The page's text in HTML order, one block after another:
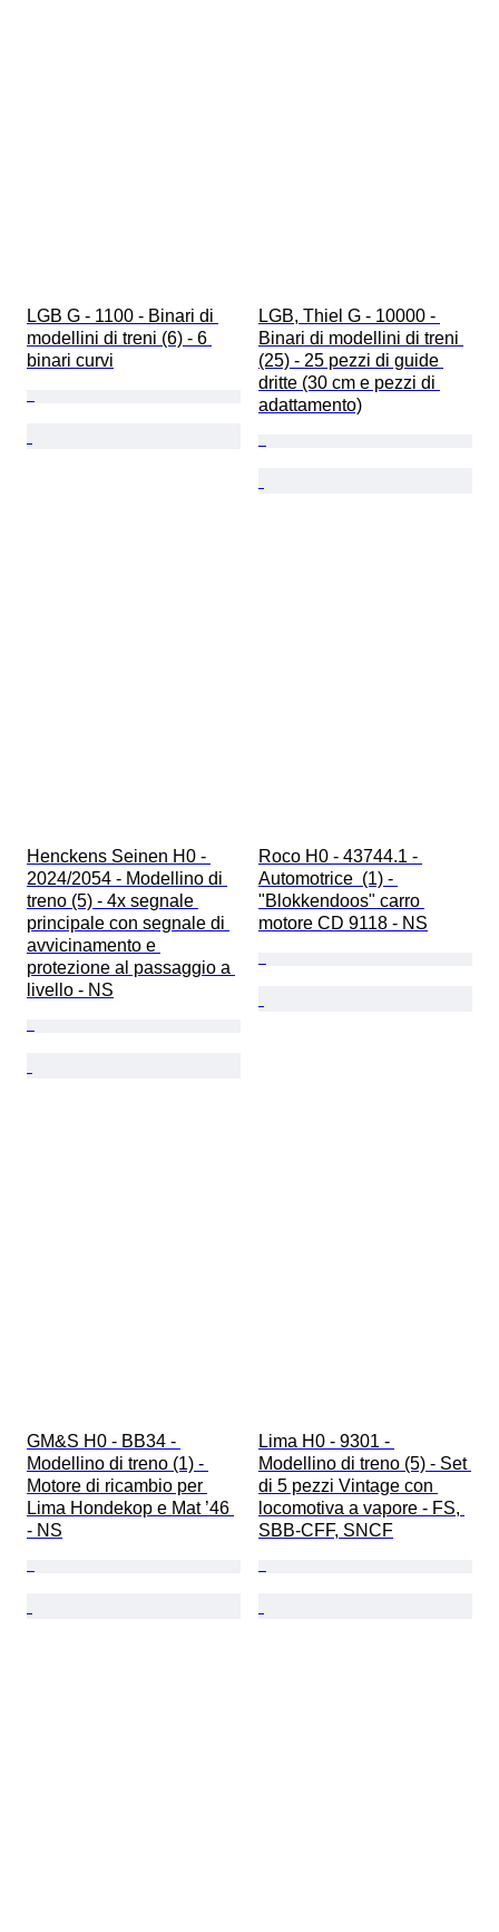
LGB G - 1100 - Binari di
modellini di treni (6) - 6
binari curvi
LGB, Thiel G - 10000 -
Binari di modellini di treni
(25) - 25 pezzi di guide
dritte (30 cm e pezzi di
adattamento)
Henckens Seinen H0 -
2024/2054 - Modellino di
treno (5) - 4x segnale
principale con segnale di
avvicinamento e
protezione al passaggio a
livello - NS
Roco H0 - 43744.1 -
Automotrice  (1) -
"Blokkendoos" carro
motore CD 9118 - NS
GM&S H0 - BB34 -
Modellino di treno (1) -
Motore di ricambio per
Lima Hondekop e Mat ’46
- NS
Lima H0 - 9301 -
Modellino di treno (5) - Set
di 5 pezzi Vintage con
locomotiva a vapore - FS,
SBB-CFF, SNCF